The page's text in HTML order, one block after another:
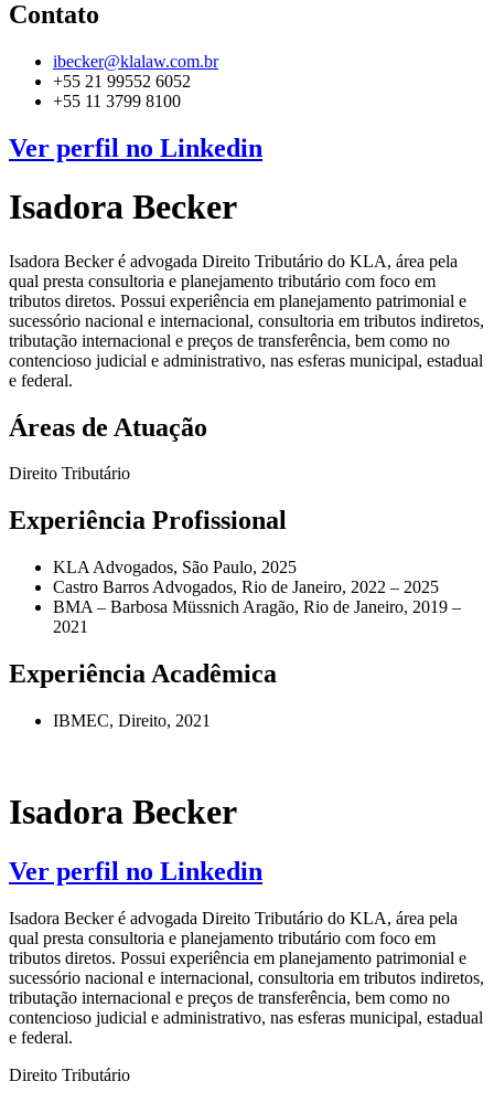
Contato
ibecker@klalaw.com.br
+55 21 99552 6052
+55 11 3799 8100
Ver perfil no Linkedin
Isadora Becker
Isadora Becker é advogada Direito Tributário do KLA, área pela
qual presta consultoria e planejamento tributário com foco em
tributos diretos. Possui experiência em planejamento patrimonial e
sucessório nacional e internacional, consultoria em tributos indiretos,
tributação internacional e preços de transferência, bem como no
contencioso judicial e administrativo, nas esferas municipal, estadual
e federal.
Áreas de Atuação
Direito Tributário
Experiência Profissional
KLA Advogados, São Paulo, 2025
Castro Barros Advogados, Rio de Janeiro, 2022 – 2025
BMA – Barbosa Müssnich Aragão, Rio de Janeiro, 2019 –
2021
Experiência Acadêmica
IBMEC, Direito, 2021
Isadora Becker
Ver perfil no Linkedin
Isadora Becker é advogada Direito Tributário do KLA, área pela
qual presta consultoria e planejamento tributário com foco em
tributos diretos. Possui experiência em planejamento patrimonial e
sucessório nacional e internacional, consultoria em tributos indiretos,
tributação internacional e preços de transferência, bem como no
contencioso judicial e administrativo, nas esferas municipal, estadual
e federal.
Direito Tributário